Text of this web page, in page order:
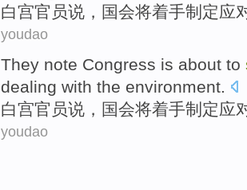
白宫官员说 ， 国会将着手制定应
youdao
They note Congress is about to
dealing with the environment.
白宫官员说 ， 国会将着手制定应
youdao